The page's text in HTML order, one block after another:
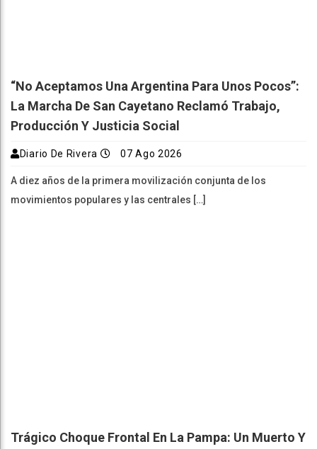
“No Aceptamos Una Argentina Para Unos Pocos”:
La Marcha De San Cayetano Reclamó Trabajo,
Producción Y Justicia Social
Diario De Rivera 07 Ago 2026
A diez años de la primera movilización conjunta de los
movimientos populares y las centrales […]
Trágico Choque Frontal En La Pampa: Un Muerto Y